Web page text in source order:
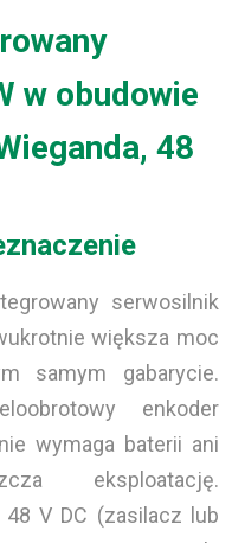
w obudowie
48
serwosilnik
większa moc
samym gabarycie.
enkoder
wymaga baterii ani
eksploatację.
V DC (zasilacz lub